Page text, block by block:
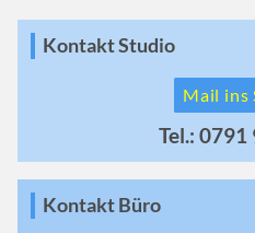
Kontakt Studio
Mail ins
Tel.: 0791
Kontakt Büro